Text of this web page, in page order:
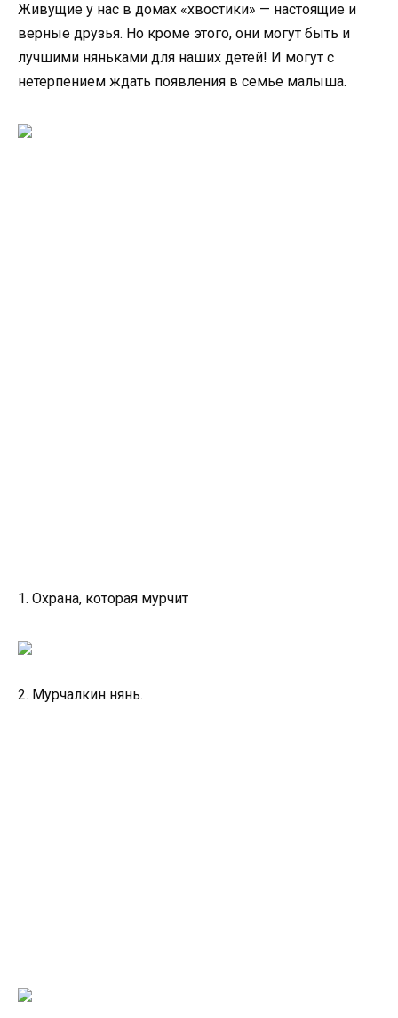
Живущие у нас в домах «хвостики» — настоящие и
верные друзья. Но кроме этого, они могут быть и
лучшими няньками для наших детей! И могут с
нетерпением ждать появления в семье малыша.
1. Охрана, которая мурчит
2. Мурчалкин нянь.